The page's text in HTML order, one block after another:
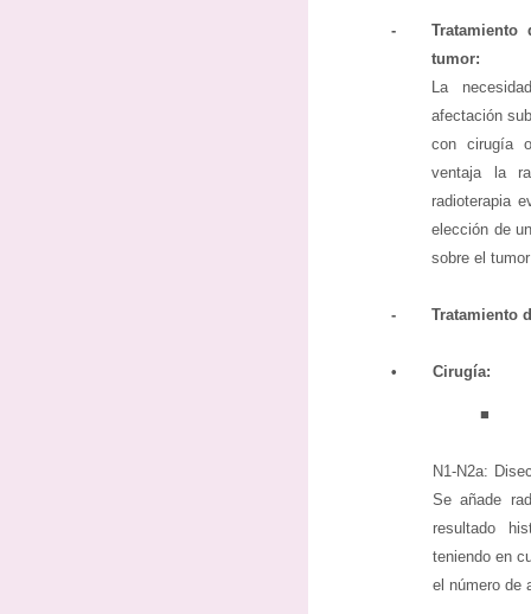
-
tumor:
La
afectación
con cirugía
ventaja la
radioterapia
elección de
sobre el
- Tratamiento
• Cirugía:
■
N1-N2a:
Se añade
resultado
teniendo en
el número de